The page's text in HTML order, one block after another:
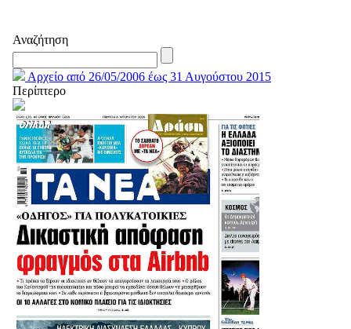
Αναζήτηση
Αρχείο από 26/05/2006 έως 31 Αυγούστου 2015
Περίπτερο